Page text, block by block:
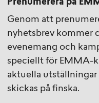
Prenumerera på
Genom att
nyhetsbrev kommer
evenemang och
speciellt för EMMA-
aktuella utställningar
skickas på finska.